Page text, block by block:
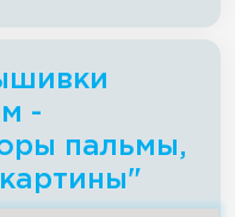
-
пальмы,